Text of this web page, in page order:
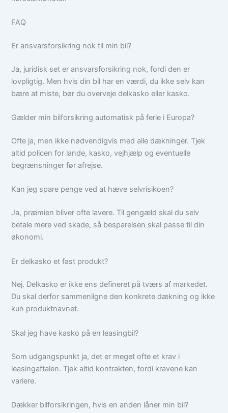
FAQ
Er ansvarsforsikring nok til min bil?
Ja, juridisk set er ansvarsforsikring nok, fordi den er
lovpligtig. Men hvis din bil har en værdi, du ikke selv kan
bære at miste, bør du overveje delkasko eller kasko.
Gælder min bilforsikring automatisk på ferie i Europa?
Ofte ja, men ikke nødvendigvis med alle dækninger. Tjek
altid policen for lande, kasko, vejhjælp og eventuelle
begrænsninger før afrejse.
Kan jeg spare penge ved at hæve selvrisikoen?
Ja, præmien bliver ofte lavere. Til gengæld skal du selv
betale mere ved skade, så besparelsen skal passe til din
økonomi.
Er delkasko et fast produkt?
Nej. Delkasko er ikke ens defineret på tværs af markedet.
Du skal derfor sammenligne den konkrete dækning og ikke
kun produktnavnet.
Skal jeg have kasko på en leasingbil?
Som udgangspunkt ja, det er meget ofte et krav i
leasingaftalen. Tjek altid kontrakten, fordi kravene kan
variere.
Dækker bilforsikringen, hvis en anden låner min bil?